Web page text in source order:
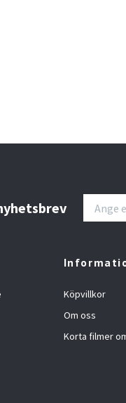
Köpvillkor
Om oss
Korta filmer